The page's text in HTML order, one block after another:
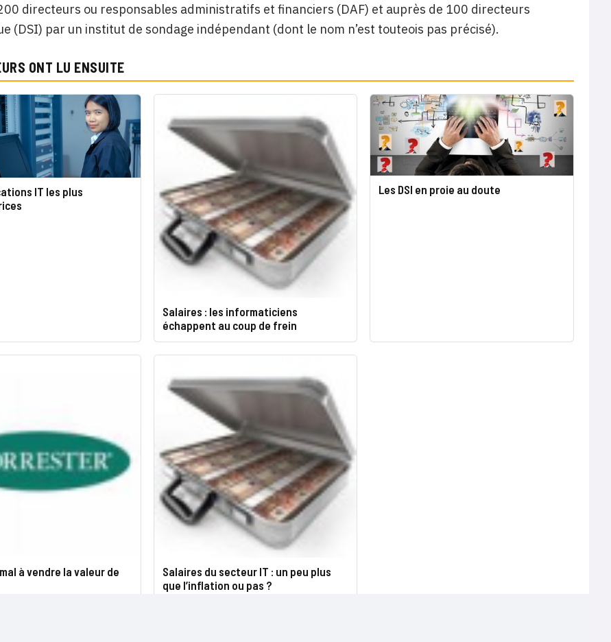
directeurs ou responsables administratifs et financiers (DAF) et auprès de 100 directeurs
(DSI) par un institut de sondage indépendant (dont le nom n’est touteois pas précisé).
ONT LU ENSUITE
IT les plus
Salaires : les informaticiens
échappent au coup de frein
Les DSI en proie au doute
mal à vendre la valeur de
Salaires du secteur IT : un peu plus
que l’inflation ou pas ?